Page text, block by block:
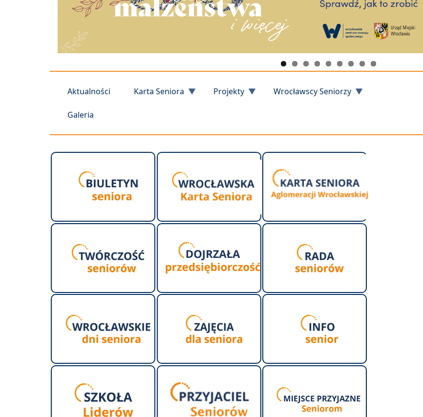
Aktualności Karta Seniora Projekty Wrocławscy Seniorzy
Galeria